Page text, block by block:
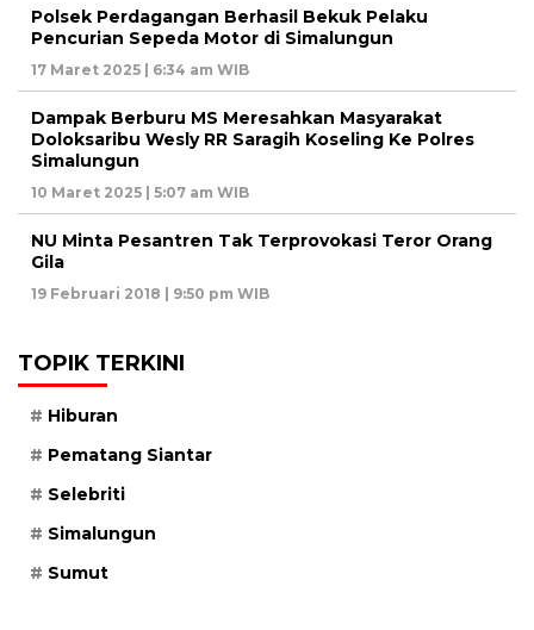
Polsek Perdagangan Berhasil Bekuk Pelaku
Pencurian Sepeda Motor di Simalungun
17 Maret 2025 | 6:34 am WIB
Dampak Berburu MS Meresahkan Masyarakat
Doloksaribu Wesly RR Saragih Koseling Ke Polres
Simalungun
10 Maret 2025 | 5:07 am WIB
NU Minta Pesantren Tak Terprovokasi Teror Orang
Gila
19 Februari 2018 | 9:50 pm WIB
TOPIK TERKINI
Hiburan
Pematang Siantar
Selebriti
Simalungun
Sumut